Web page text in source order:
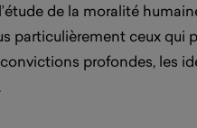
de la moralité
particulièrement ceux
profondes, les